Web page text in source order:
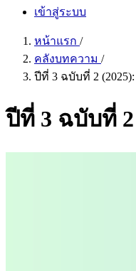
เข้าสู่ระบบ
หน้าแรก /
คลังบทความ /
ปีที่ 3 ฉบับที่ 2
ปีที่ 3 ฉบับที่